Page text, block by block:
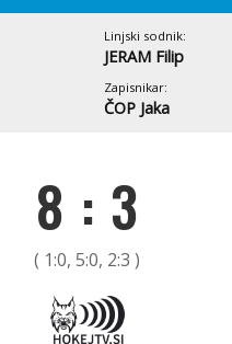
Linjski sodnik:
JERAM Filip
Zapisnikar:
ČOP Jaka
8 : 3
( 1:0, 5:0, 2:3 )